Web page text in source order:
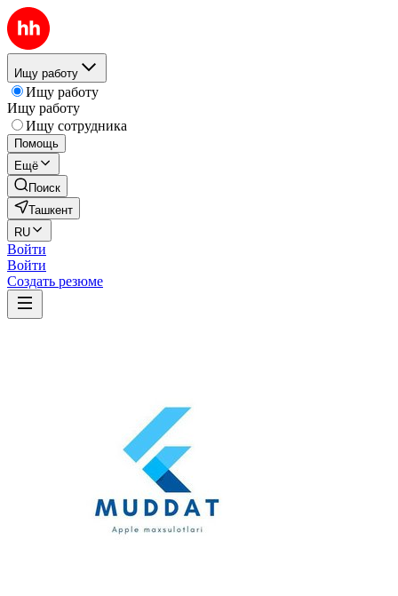
Ищу работу
Ищу работу
Ищу работу
Ищу сотрудника
Помощь
Ещё
Поиск
Ташкент
RU
Войти
Войти
Создать резюме